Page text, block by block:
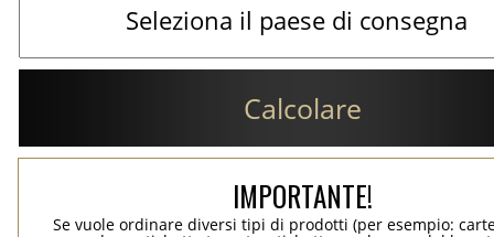
Calcolare
IMPORTANTE!
Se vuole ordinare diversi tipi di prodotti (per esempio: